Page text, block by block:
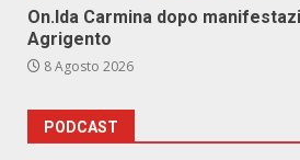
On.Ida Carmina dopo
Agrigento
8 Agosto 2026
PODCAST